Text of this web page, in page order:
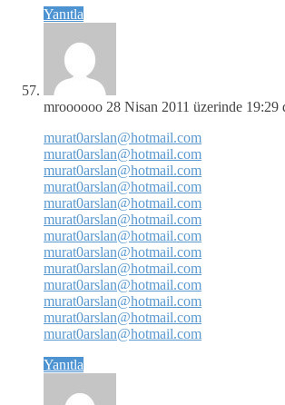
Yanıtla
mroooooo 28 Nisan 2011 üzerinde 19:29
murat0arslan@hotmail.com
murat0arslan@hotmail.com
murat0arslan@hotmail.com
murat0arslan@hotmail.com
murat0arslan@hotmail.com
murat0arslan@hotmail.com
murat0arslan@hotmail.com
murat0arslan@hotmail.com
murat0arslan@hotmail.com
murat0arslan@hotmail.com
murat0arslan@hotmail.com
murat0arslan@hotmail.com
murat0arslan@hotmail.com
Yanıtla